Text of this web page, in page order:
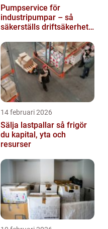
Pumpservice för
industripumpar – så
säkerställs driftsäkerhet
14 februari 2026
Sälja lastpallar så frigör
du kapital, yta och
resurser